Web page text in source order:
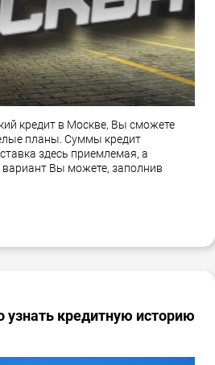
кредит в Москве, Вы сможете
планы. Суммы кредит
здесь приемлемая, а
Вы можете, заполнив
кредитную историю